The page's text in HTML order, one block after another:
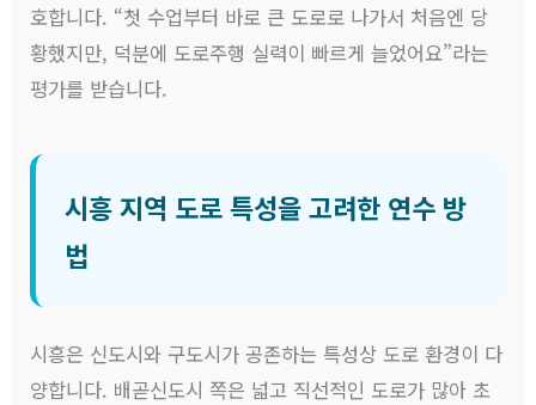
호합니다. “첫 수업부터 바로 큰 도로로 나가서 처음엔 당
황했지만, 덕분에 도로주행 실력이 빠르게 늘었어요”라는
평가를 받습니다.
시흥 지역 도로 특성을 고려한 연수 방
법
시흥은 신도시와 구도시가 공존하는 특성상 도로 환경이 다
양합니다. 배곧신도시 쪽은 넓고 직선적인 도로가 많아 초